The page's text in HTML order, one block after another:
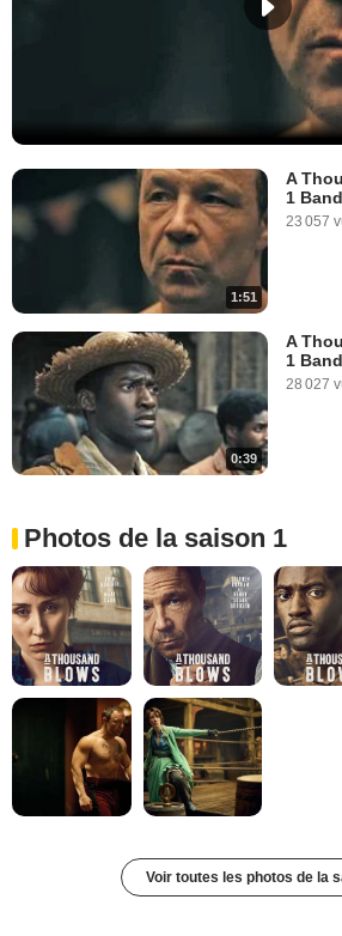
1:51
A
1
23 057
0:39
A
1
28 027
Photos de la saison 1
Voir toutes les photos de la